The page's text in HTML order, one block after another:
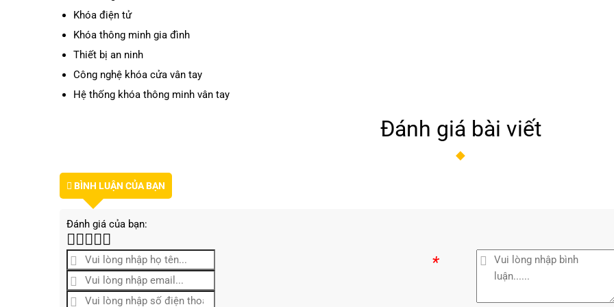
Khóa điện tử
Khóa thông minh gia đình
Thiết bị an ninh
Công nghệ khóa cửa vân tay
Hệ thống khóa thông minh vân tay
Đánh giá bài viết
BÌNH LUẬN CỦA BẠN
Đánh giá của bạn:
*